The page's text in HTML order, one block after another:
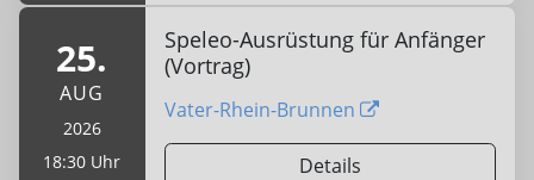
25.
AUG
2026
18:30 Uhr
Speleo-Ausrüstung für Anfänger
(Vortrag)
Vater-Rhein-Brunnen
Details